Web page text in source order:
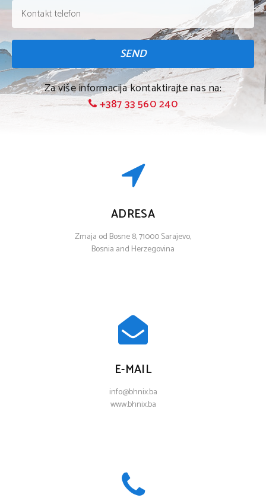
SEND
Za više informacija kontaktirajte nas na:
+387 33 560 240
ADRESA
Zmaja od Bosne 8, 71000 Sarajevo,
Bosnia and Herzegovina
E-MAIL
info@bhnix.ba
www.bhnix.ba